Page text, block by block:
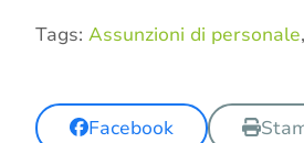
Tags: Assunzioni di personale,
Facebook